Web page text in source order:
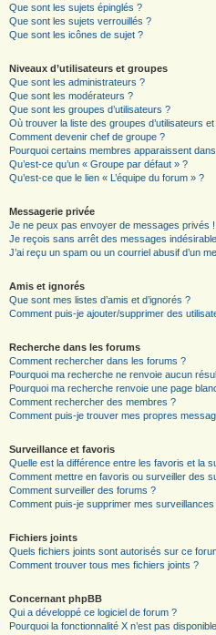
Que sont les sujets épinglés ?
Que sont les sujets verrouillés ?
Que sont les icônes de sujet ?
Niveaux d’utilisateurs et groupes
Que sont les administrateurs ?
Que sont les modérateurs ?
Que sont les groupes d’utilisateurs ?
Où trouver la liste des groupes d’utilisateurs
Comment devenir chef de groupe ?
Pourquoi certains membres apparaissent
Qu’est-ce qu’un « Groupe par défaut » ?
Qu’est-ce que le lien « L’équipe du forum » ?
Messagerie privée
Je ne peux pas envoyer de messages privés !
Je reçois sans arrêt des messages
J’ai reçu un spam ou un courriel abusif d’un
Amis et ignorés
Que sont mes listes d’amis et d’ignorés ?
Comment puis-je ajouter/supprimer des
Recherche dans les forums
Comment rechercher dans les forums ?
Pourquoi ma recherche ne renvoie aucun
Pourquoi ma recherche renvoie une page
Comment rechercher des membres ?
Comment puis-je trouver mes propres
Surveillance et favoris
Quelle est la différence entre les favoris et la
Comment mettre en favoris ou surveiller des
Comment surveiller des forums ?
Comment puis-je supprimer mes
Fichiers joints
Quels fichiers joints sont autorisés sur ce
Comment trouver tous mes fichiers joints ?
Concernant phpBB
Qui a développé ce logiciel de forum ?
Pourquoi la fonctionnalité X n’est pas